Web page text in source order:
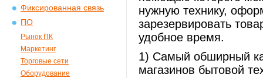
Фиксированная связь
ПО
Рынок ПК
Маркетинг
Торговые сети
Оборудование
нужную технику,
зарезервировать
удобное время.
1) Самый обширный
магазинов бытовой